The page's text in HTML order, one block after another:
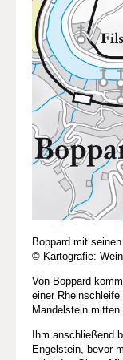
Boppard mit
© Kartografie:
Von Boppard
einer
Mandelstein mitten
Ihm anschließend
Engelstein, bevor